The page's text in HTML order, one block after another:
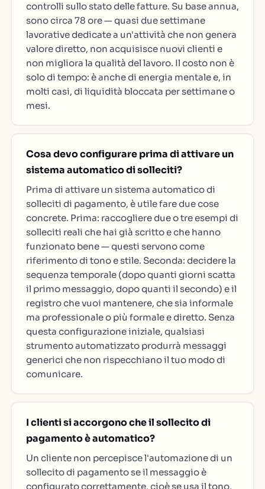
controlli sullo stato delle fatture. Su base annua,
sono circa 78 ore — quasi due settimane
lavorative dedicate a un'attività che non genera
valore diretto, non acquisisce nuovi clienti e
non migliora la qualità del lavoro. Il costo non è
solo di tempo: è anche di energia mentale e, in
molti casi, di liquidità bloccata per settimane o
mesi.
Cosa devo configurare prima di attivare un
sistema automatico di solleciti?
Prima di attivare un sistema automatico di
solleciti di pagamento, è utile fare due cose
concrete. Prima: raccogliere due o tre esempi di
solleciti reali che hai già scritto e che hanno
funzionato bene — questi servono come
riferimento di tono e stile. Seconda: decidere la
sequenza temporale (dopo quanti giorni scatta
il primo messaggio, dopo quanti il secondo) e il
registro che vuoi mantenere, che sia informale
ma professionale o più formale e diretto. Senza
questa configurazione iniziale, qualsiasi
strumento automatizzato produrrà messaggi
generici che non rispecchiano il tuo modo di
comunicare.
I clienti si accorgono che il sollecito di
pagamento è automatico?
Un cliente non percepisce l'automazione di un
sollecito di pagamento se il messaggio è
configurato correttamente, cioè se usa il tono,